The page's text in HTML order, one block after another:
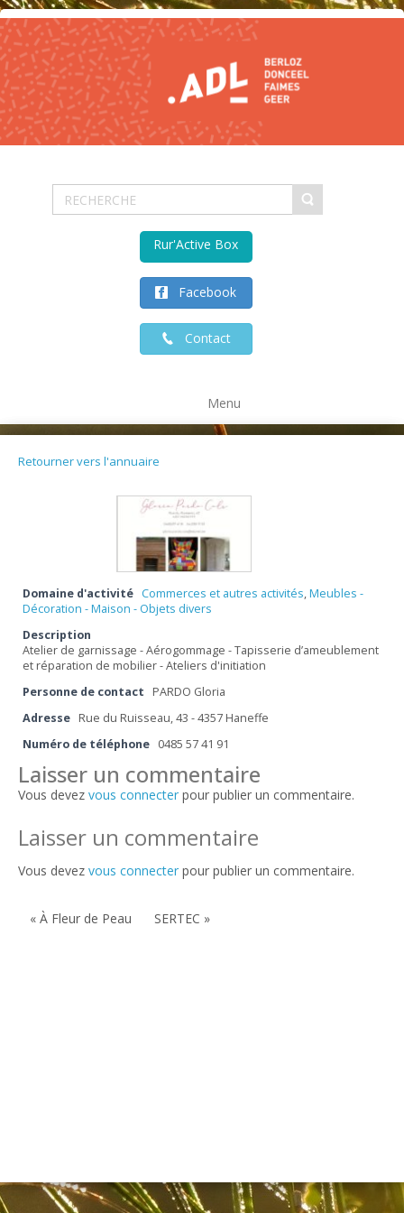
Facebook
Contact
Rur'Active Box
Menu
Retourner vers l'annuaire
Domaine d'activité Commerces et autres activités,Meubles -
Décoration - Maison - Objets divers
Description
Atelier de garnissage - Aérogommage - Tapisserie d’ameublement
et réparation de mobilier - Ateliers d'initiation
Personne de contact
PARDO Gloria
Adresse Rue du Ruisseau, 43 - 4357 Haneffe
Numéro de téléphone 0485 57 41 91
Laisser un commentaire
Vous devez vous connecter pour publier un commentaire.
Laisser un commentaire
Vous devez vous connecter pour publier un commentaire.
« À Fleur de Peau SERTEC »